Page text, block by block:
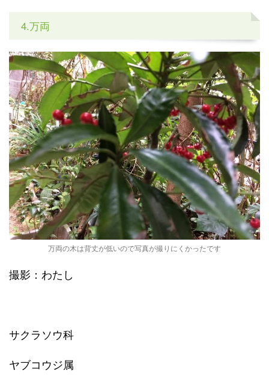
4.万両
万両の木は背丈が低いので写真が撮りにくかったです
撮影：わたし
サクラソウ科
ヤブコウジ属